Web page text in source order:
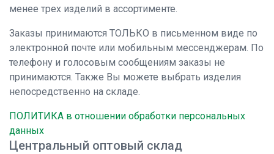
менее трех изделий в ассортименте.
Заказы принимаются ТОЛЬКО в письменном виде по
электронной почте или мобильным мессенджерам. По
телефону и голосовым сообщениям заказы не
принимаются. Также Вы можете выбрать изделия
непосредственно на складе.
ПОЛИТИКА в отношении обработки персональных
данных
Центральный оптовый склад